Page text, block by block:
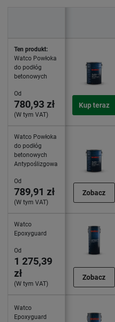
Ten produkt:
Watco Powłoka
do podłóg
betonowych
Od
780,93 zł
(W tym VAT)
Kup teraz
Watco Powłoka
do podłóg
betonowych
Antypoślizgowa
Od
789,91 zł
(W tym VAT)
Zobacz
Watco
Epoxyguard
Od
1 275,39
zł
(W tym VAT)
Zobacz
Watco
Epoxyguard